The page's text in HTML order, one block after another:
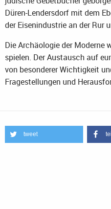
Düren-Lendersdorf mit dem
der Eisenindustrie an der Rur
Die Archäologie der Moderne
spielen. Der Austausch auf
von besonderer Wichtigkeit
Fragestellungen und
tweet